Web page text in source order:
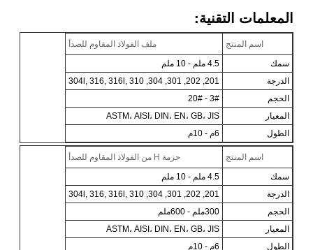
المعلمات التقنية:
اسم المنتج
ملف الفولاذ المقاوم للصدأ
سمك
4.5 ملم - 10 ملم
الدرجة
201, 202, 301, 304, 304l, 316, 316l, 310
الحجم
3# - 20#
المعيار
ASTM، AISI، DIN، EN، GB، JIS
الطول
6م - 10م
اسم المنتج
حزمة H من الفولاذ المقاوم للصدأ
سمك
4.5 ملم - 10 ملم
الدرجة
201, 202, 301, 304, 304l, 316, 316l, 310
الحجم
300ملم - 600ملم
المعيار
ASTM، AISI، DIN، EN، GB، JIS
الطول
6م - 10م